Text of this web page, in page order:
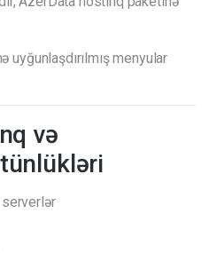
uyğunlaşdırılmış menyular
və